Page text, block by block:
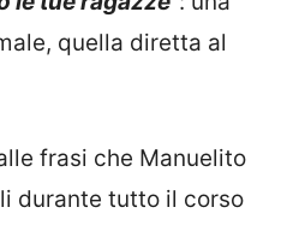
quella diretta al
frasi che Manuelito
durante tutto il corso